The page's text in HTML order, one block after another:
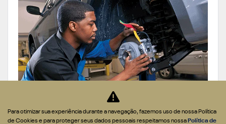
REVISÕES E SERVIÇOS
Para otimizar sua experiência durante a navegação, fazemos uso de nossa Política
de Cookies e para proteger seus dados pessoais respeitamos nossa Política de